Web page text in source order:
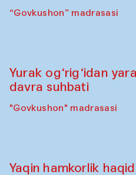
“Govkushon” madrasasi
Yurak og‘rig‘idan
davra suhbati
"Govkushon" madrasasi
Yaqin hamkorlik